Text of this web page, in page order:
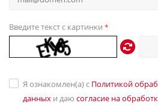
Введите текст с картинки *
Я ознакомлен(а) с Политикой
данных и даю согласие на